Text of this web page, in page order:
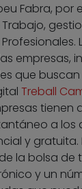
Fabra, por
empresas,
que
Treball
tienen
a los
y gratuita.
la bolsa de
y un